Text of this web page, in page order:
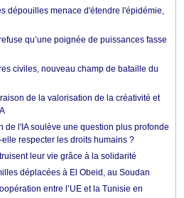
dépouilles menace d'étendre l'épidémie,
qu’une poignée de puissances fasse
civiles, nouveau champ de bataille du
de la valorisation de la créativité et
de l'IA soulève une question plus profonde
respecter les droits humains ?
leur vie grâce à la solidarité
déplacées à El Obeid, au Soudan
entre l’UE et la Tunisie en